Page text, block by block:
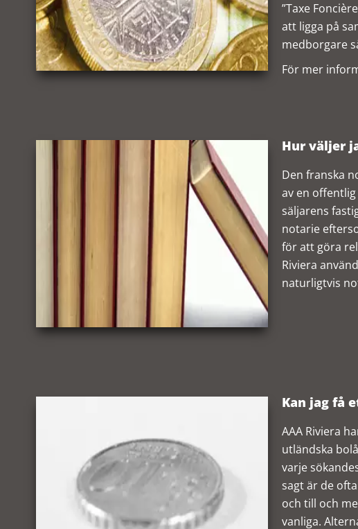
”Taxe
att ligga på
medborgare
För mer
Hur väljer
Den franska
av en
säljarens
notarie
för att göra
Riviera
naturligtvis
Kan jag få
AAA Riviera
utländska
varje
sagt är de
och till och
vanliga.